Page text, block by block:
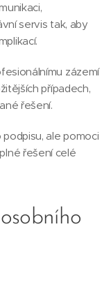
servis tak, aby
zázemí
případech,
řešení.
ale pomoci
řešení celé